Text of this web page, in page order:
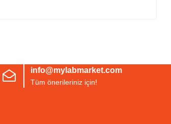
info@mylabmarket.com
Tüm önerileriniz için!